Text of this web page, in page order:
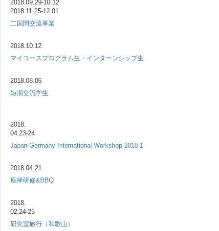
2018.09.29-10.12
2018.11.25-12.01
二国間交流事業
2018.10.12
マイコースプログラム生・インターンシップ生
2018.08.06
短期交流学生
2018.
04.23-24
Japan-Germany International Workshop 2018-1
2018.04.21
座禅研修&BBQ
2018.
02.24-25
研究室旅行（和歌山）